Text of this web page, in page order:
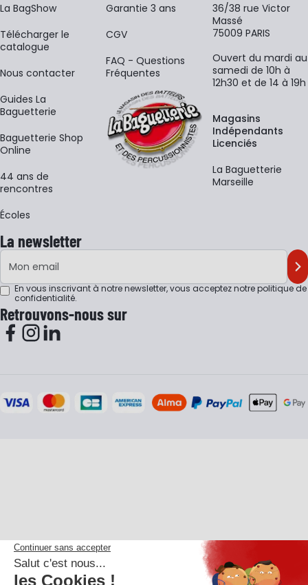
La BagShow
​Télécharger le
catalogue
Nous contacter
Guides La
Baguetterie
Baguetterie Shop
Online
44 ans de
rencontres
Écoles
Garantie 3 ans
CGV
FAQ - Questions
Fréquentes
36/38 rue Victor
Massé
75009 PARIS
Ouvert du mardi au
samedi de 10h à
12h30 et de 14 à 19h
Magasins
Indépendants
Licenciés
La Baguetterie
Marseille
La newsletter
Adresse e-mail
En vous inscrivant à notre newsletter, vous acceptez notrepolitique de
confidentialité.
Retrouvons-nous sur